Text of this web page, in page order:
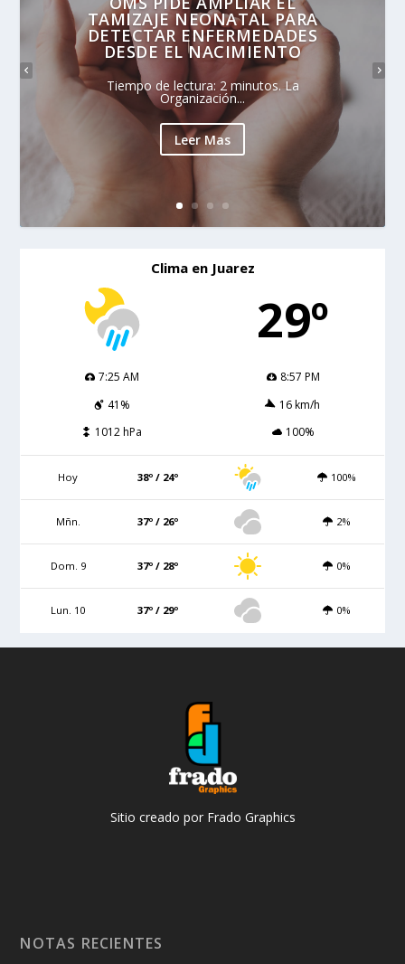
TAMIZAJE NEONATAL PARA
DETECTAR ENFERMEDADES
DESDE EL NACIMIENTO
Tiempo de lectura: 2 minutos. La
Organización...
Leer Mas
Clima en Juarez
29º
7:25 AM
8:57 PM
41%
16 km/h
1012 hPa
100%
Hoy 38º / 24º 100%
Mñn. 37º / 26º 2%
Dom. 9 37º / 28º 0%
Lun. 10 37º / 29º 0%
Sitio creado por Frado Graphics
NOTAS RECIENTES